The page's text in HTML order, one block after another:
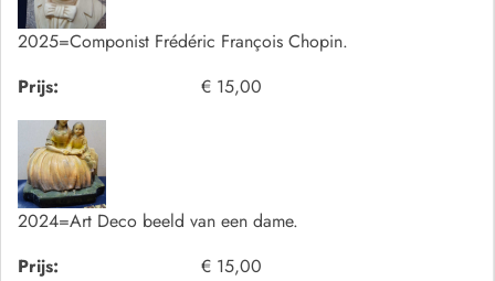
2025=Componist Frédéric François Chopin.
Prijs:
€ 15,00
2024=Art Deco beeld van een dame.
Prijs:
€ 15,00